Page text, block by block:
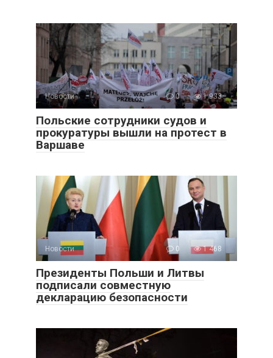
Новости 0 1 933
Польские сотрудники судов и
прокуратуры вышли на протест в
Варшаве
Новости 0 1 468
Президенты Польши и Литвы
подписали совместную
декларацию безопасности